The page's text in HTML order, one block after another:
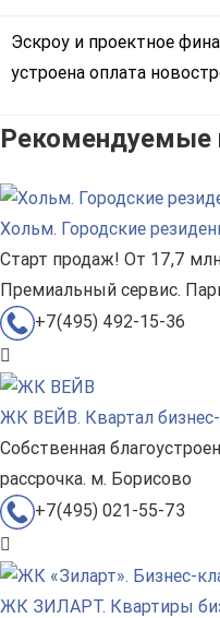
Эскроу и проектное
устроена оплата
Рекомендуемые
Хольм. Городские
Старт продаж! От 17,7
Премиальный сервис.
+7(495) 492-15-36
ЖК ВЕЙВ. Квартал бизнес-
Собственная
рассрочка. м. Борисово
+7(495) 021-55-73
ЖК ЗИЛАРТ. Квартиры